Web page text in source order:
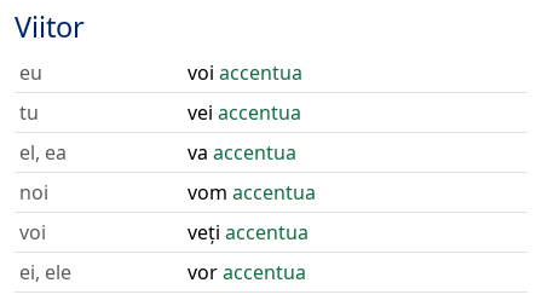
Viitor
eu voi accentua
tu
vei accentua
el, ea
va accentua
noi
vom accentua
voi
veți accentua
ei, ele
voraccentua